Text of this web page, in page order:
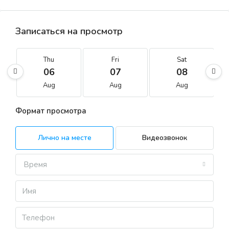
Записаться на просмотр
Thu
06
Aug
Fri
07
Aug
Sat
08
Aug
Формат просмотра
Лично на месте Видеозвонок
Время